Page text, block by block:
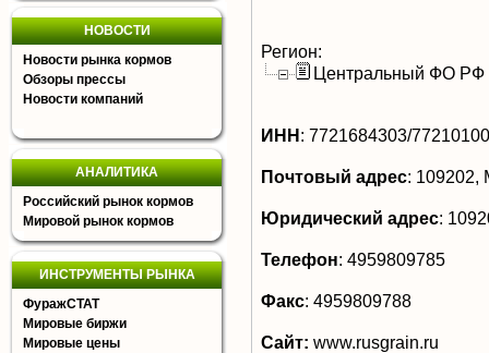
НОВОСТИ
Новости рынка кормов
Обзоры прессы
Новости компаний
АНАЛИТИКА
Российский рынок кормов
Мировой рынок кормов
ИНСТРУМЕНТЫ РЫНКА
ФуражСТАТ
Мировые биржи
Мировые цены
Регион:
Центральный ФО РФ
ИНН: 7721684303/
Почтовый адрес: 109202,
Юридический адрес:
Телефон: 4959809785
Факс: 4959809788
Сайт: www.rusgrain.ru